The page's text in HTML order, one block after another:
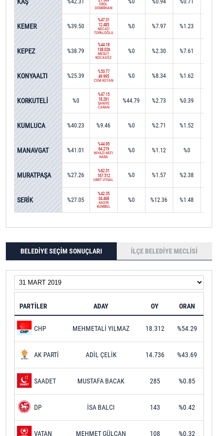
EROL
DEMİRHAN
%39.50
%47.31
12.485
NECATİ
TOPALOĞLU
%0 %7.97 %1.23
%38.79
%44.18
138.026
MESUT
KOCAGÖZ
%0 %2.30 %7.61
%25.39
%53.77
49.995
CEM KOTAN
%0 %8.34 %1.62
%0
%47.15
18.261
SANİYE
CARAN
%44.79 %2.73 %0.39
%40.23 %9.46 %0 %2.71 %1.52
%41.01
%44.95
64.219
NİYAZİ NEFİ
KARA
%0 %1.12 %0
%27.26
%62.31
167.512
ÜMİT UYSAL
%0 %1.57 %2.38
%27.05
%42.35
34.468
KADİR
KUMBUL
%0 %12.36 %1.48
KEMER
KEPEZ
KONYAALTI
KORKUTELİ
KUMLUCA
MANAVGAT
MURATPAŞA
SERİK
BELEDİYE SEÇİM SONUÇLARI İLÇE BELEDİYE MECLİSİ
PARTİLER ADAY OY ORAN
CHP MEHMETALİ YILMAZ 18.312 %54.29
AK PARTİ ADİL ÇELİK 14.736 %43.69
SAADET MUSTAFA BACAK 285 %0.85
DP İSA BALCI 143 %0.42
VATAN MEHMET GÜLCAN 108 %0.32